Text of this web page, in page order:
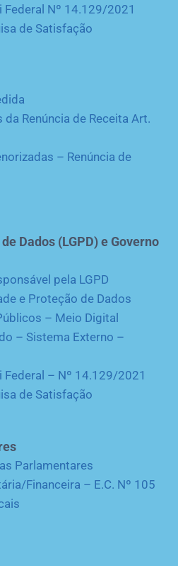
Federal Nº 14.129/2021
de Satisfação
Renúncia de Receita Art.
– Renúncia de
Dados (LGPD) e Governo
pela LGPD
e Proteção de Dados
– Meio Digital
– Sistema Externo –
Federal – Nº 14.129/2021
de Satisfação
Parlamentares
Financeira – E.C. Nº 105